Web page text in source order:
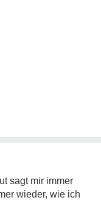
sagt mir immer
wieder, wie ich